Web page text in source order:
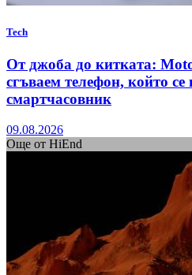
Tech
От джоба до китката:
сгъваем телефон, който
смартчасовник
09.08.2026
Още от HiEnd